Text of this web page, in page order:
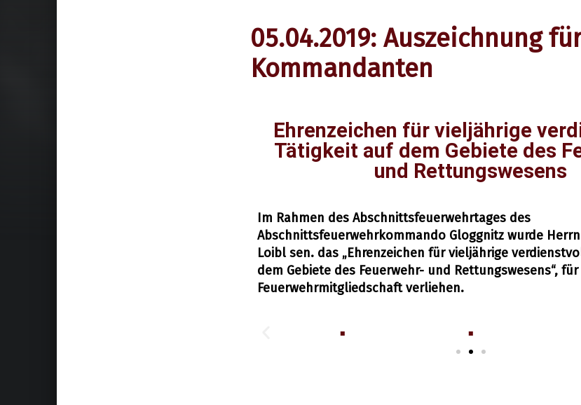
05.04.2019: Auszeichnung
Kommandanten
Ehrenzeichen für vieljährige
Tätigkeit auf dem Gebiete des
und Rettungswesens
Im Rahmen des Abschnittsfeuerwehrtages des
Abschnittsfeuerwehrkommando Gloggnitz wurde Herrn
Loibl sen. das „Ehrenzeichen für vieljährige
dem Gebiete des Feuerwehr- und Rettungswesens“, für
Feuerwehrmitgliedschaft verliehen.